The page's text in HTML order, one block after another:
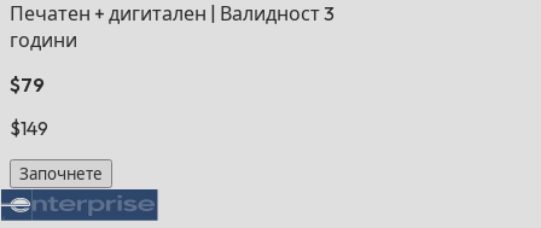
Печатен + дигитален
Валидност 3
години
$79
$149
Започнете